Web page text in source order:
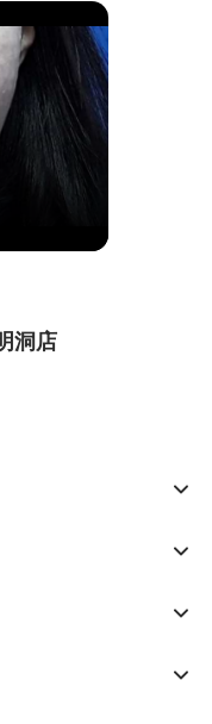
洞店